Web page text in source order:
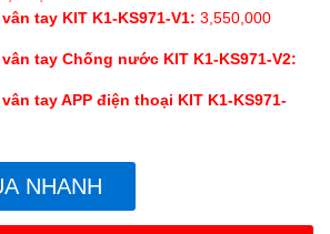
tay KIT K1-KS971-V1: 3,550,000
tay Chống nước KIT K1-KS971-V2:
tay APP điện thoại KIT K1-KS971-
NHANH